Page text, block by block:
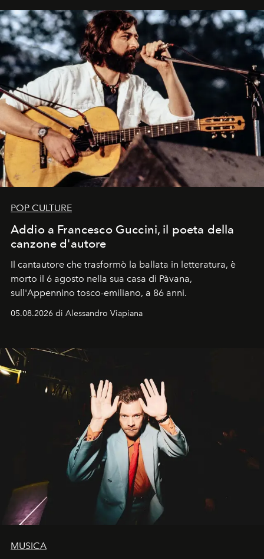
uno dei documenti più contemporanei che abbiamo.
POP CULTURE
Addio a Francesco Guccini, il poeta della
canzone d'autore
Il cantautore che trasformò la ballata in letteratura, è
morto il 6 agosto nella sua casa di Pàvana,
sull'Appennino tosco-emiliano, a 86 anni.
05.08.2026 di Alessandro Viapiana
MUSICA